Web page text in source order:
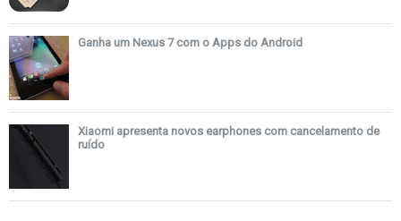
Ganha um Nexus 7 com o Apps do Android
Xiaomi apresenta novos earphones com cancelamento de
ruído